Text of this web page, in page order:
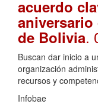
acuerdo
de Bolivia.
Buscan dar inicio a
organización
recursos y
Infobae